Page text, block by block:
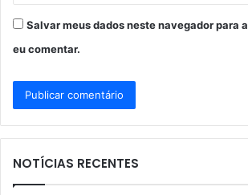
Salvar meus dados neste navegador para
eu comentar.
NOTÍCIAS RECENTES